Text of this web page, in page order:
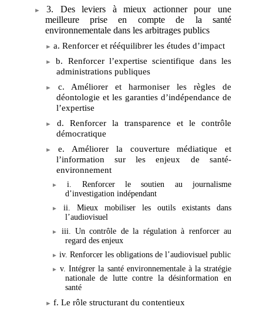
3. Des leviers à mieux actionner pour une
meilleure prise en compte de la santé
environnementale dans les arbitrages publics
a. Renforcer et rééquilibrer les études d’impact
b. Renforcer l’expertise scientifique dans les
administrations publiques
c. Améliorer et harmoniser les règles de
déontologie et les garanties d’indépendance de
l’expertise
d. Renforcer la transparence et le contrôle
démocratique
e. Améliorer la couverture médiatique et
l’information sur les enjeux de santé-
environnement
i. Renforcer le soutien au journalisme
d’investigation indépendant
ii. Mieux mobiliser les outils existants dans
l’audiovisuel
iii. Un contrôle de la régulation à renforcer au
regard des enjeux
iv. Renforcer les obligations de l’audiovisuel public
v. Intégrer la santé environnementale à la stratégie
nationale de lutte contre la désinformation en
santé
f. Le rôle structurant du contentieux